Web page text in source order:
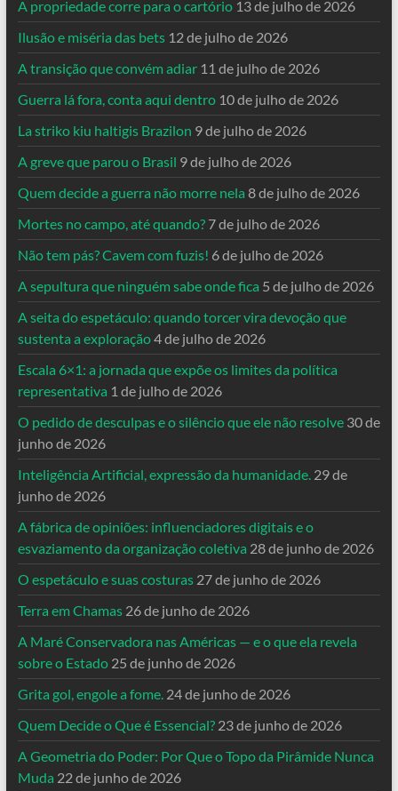
A propriedade corre para o cartório 13 de julho de 2026
Ilusão e miséria das bets 12 de julho de 2026
A transição que convém adiar 11 de julho de 2026
Guerra lá fora, conta aqui dentro 10 de julho de 2026
La striko kiu haltigis Brazilon 9 de julho de 2026
A greve que parou o Brasil 9 de julho de 2026
Quem decide a guerra não morre nela 8 de julho de 2026
Mortes no campo, até quando? 7 de julho de 2026
Não tem pás? Cavem com fuzis! 6 de julho de 2026
A sepultura que ninguém sabe onde fica 5 de julho de 2026
A seita do espetáculo: quando torcer vira devoção que
sustenta a exploração4 de julho de 2026
Escala 6×1: a jornada que expõe os limites da política
representativa 1 de julho de 2026
O pedido de desculpas e o silêncio que ele não resolve 30 de
junho de 2026
Inteligência Artificial, expressão da humanidade. 29 de
junho de 2026
A fábrica de opiniões: influenciadores digitais e o
esvaziamento da organização coletiva 28 de junho de 2026
O espetáculo e suas costuras 27 de junho de 2026
Terra em Chamas 26 de junho de 2026
A Maré Conservadora nas Américas — e o que ela revela
sobre o Estado 25 de junho de 2026
Grita gol, engole a fome. 24 de junho de 2026
Quem Decide o Que é Essencial? 23 de junho de 2026
A Geometria do Poder: Por Que o Topo da Pirâmide Nunca
Muda 22 de junho de 2026